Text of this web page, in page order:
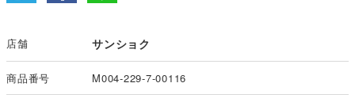
店舗 サンショク
商品番号 M004-229-7-00116